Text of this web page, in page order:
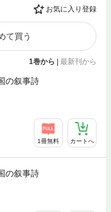
お気に入り登録
て買う
1巻から | 最新刊から
の叙事詩
1冊無料 カートへ
の叙事詩